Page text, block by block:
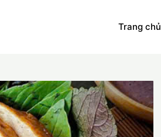
Trang chủ